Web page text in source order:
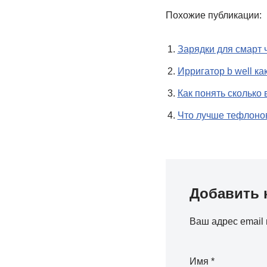
Похожие публикации:
Зарядки для смарт
Ирригатор b well
Как понять сколько
Что лучше
Добавить
Ваш адрес email
Имя *